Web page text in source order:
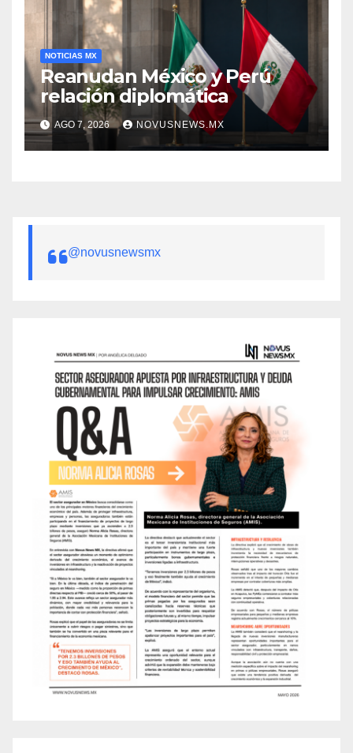
NOTICIAS MX
Reanudan México y Perú
relación diplomática
AGO 7, 2026 NOVUSNEWS.MX
@novusnewsmx